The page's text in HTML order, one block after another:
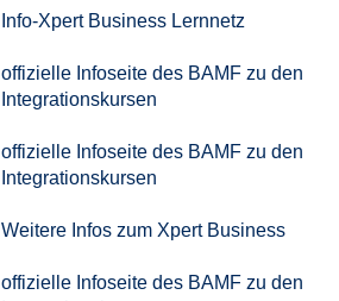
Info-Xpert Business Lernnetz
offizielle Infoseite des BAMF zu den
Integrationskursen
offizielle Infoseite des BAMF zu den
Integrationskursen
Weitere Infos zum Xpert Business
offizielle Infoseite des BAMF zu den